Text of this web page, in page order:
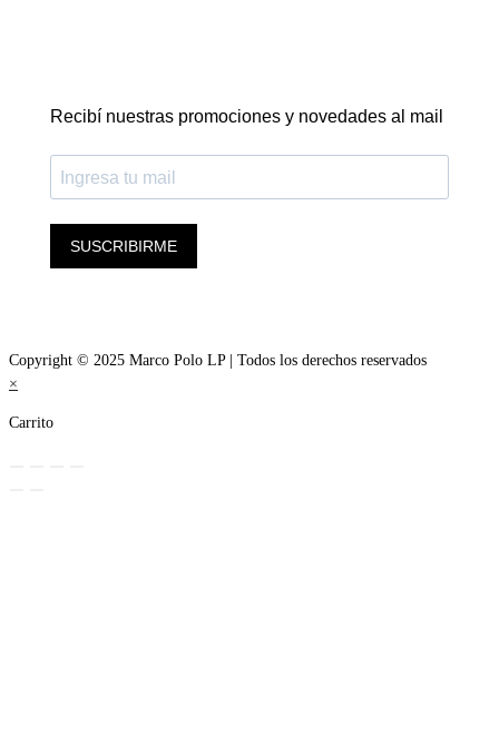
Recibí nuestras promociones y novedades al mail
SUSCRIBIRME
Copyright © 2025 Marco Polo LP | Todos los derechos reservados
×
Carrito